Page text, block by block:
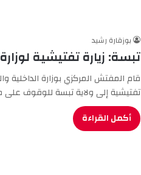
بوزقارة رشيد
تبسة: زيارة تفتيشية
قام المفتش المركزي بوزارة الداخلية
تفتيشية إلى ولاية تبسة للوقوف
أكمل القراءة